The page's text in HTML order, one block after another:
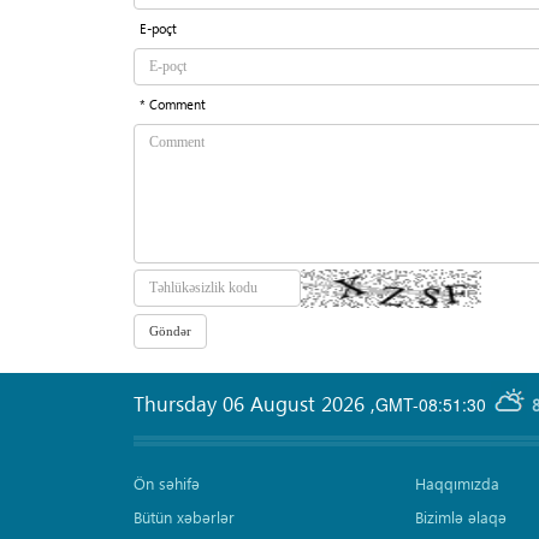
E-poçt
* Comment
GMT-08:51:30
Thursday 06 August 2026 ,
Ön səhifə
Bütün xəbərlər
Haqqımızda
Bizimlə əlaqə